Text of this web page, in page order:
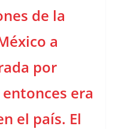
de la
a
por
era
el país. El